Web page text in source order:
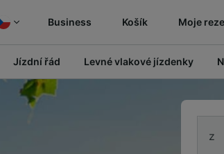
Business Košík Moje
Jízdní řád Levné vlakové jízdenky
z